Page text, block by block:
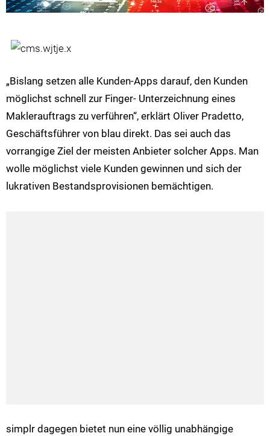
„Bislang setzen alle Kunden-Apps darauf, den Kunden
möglichst schnell zur Finger- Unterzeichnung eines
Maklerauftrags zu verführen“, erklärt Oliver Pradetto,
Geschäftsführer von blau direkt. Das sei auch das
vorrangige Ziel der meisten Anbieter solcher Apps. Man
wolle möglichst viele Kunden gewinnen und sich der
lukrativen Bestandsprovisionen bemächtigen.
simplr dagegen bietet nun eine völlig unabhängige